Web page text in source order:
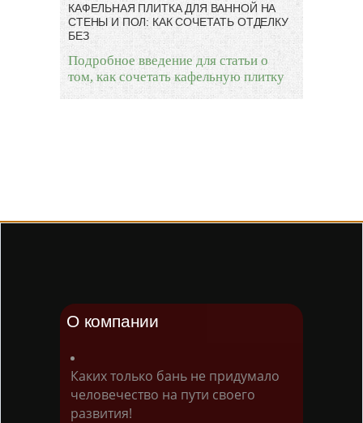
КАФЕЛЬНАЯ ПЛИТКА ДЛЯ ВАННОЙ НА
СТЕНЫ И ПОЛ: КАК СОЧЕТАТЬ ОТДЕЛКУ
БЕЗ
Подробное введение для статьи о
том, как сочетать кафельную плитку
О компании
Каких только бань не придумало
человечество на пути своего
развития!